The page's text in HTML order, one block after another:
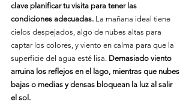
clave planificar tu visita para tener las
condiciones adecuadas. La mañana ideal tiene
cielos despejados, algo de nubes altas para
captar los colores, y viento en calma para que la
superficie del agua esté lisa. Demasiado viento
arruina los reflejos en el lago, mientras que nubes
bajas o medias y densas bloquean la luz al salir
el sol.